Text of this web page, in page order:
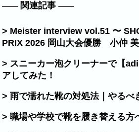
関連記事
> Meister interview vol.51 〜
PRIX 2026 岡山大会優勝 小仲
> スニーカー泡クリーナーで【
アしてみた！
> 雨で濡れた靴の対処法｜やるべ
> 職場や学校で靴を履き替える方